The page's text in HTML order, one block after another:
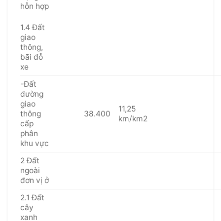
hỗn hợp
1.4 Đất
giao
thông,
bãi đỗ
xe
-Đất
đường
giao
thông
cấp
phân
khu vực
38.400
11,25
km/km2
2 Đất
ngoài
đơn vị ở
2.1 Đất
cây
xanh